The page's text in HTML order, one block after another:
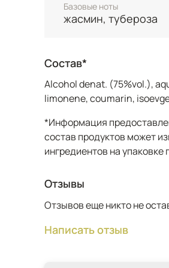
Базовые ноты
жасмин, тубероза
Состав*
Аlcohol denat. (75%vol.),
limonene, coumarin,
*Информация
состав продуктов может
ингредиентов на упаковке
Отзывы
Отзывов еще никто не
Написать отзыв